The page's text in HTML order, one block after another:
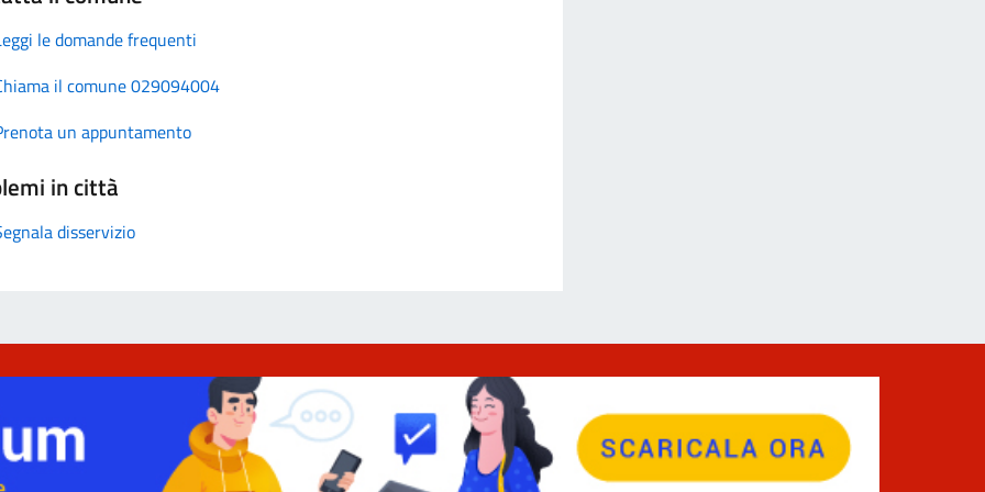
le domande frequenti
il comune 029094004
un appuntamento
in città
disservizio